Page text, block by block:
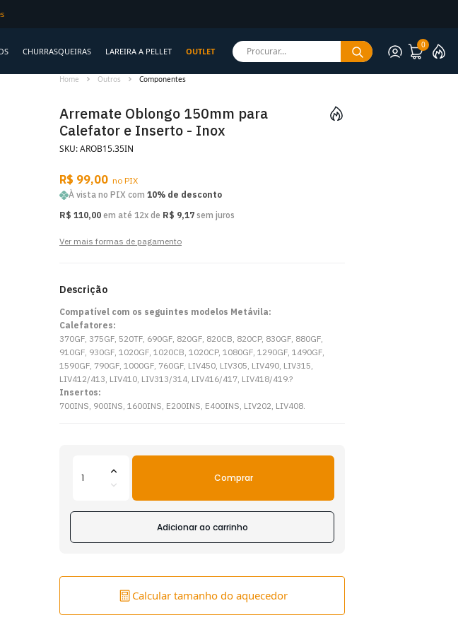
CHURRASQUEIRAS LAREIRA A PELLET OUTLET Procurar...
0
Home Outros Componentes
Arremate Oblongo 150mm para
Calefator e Inserto - Inox
SKU: AROB15.35IN
R$ 99,00 no PIX
À vista no PIX com 10% de desconto
R$ 110,00 em até 12x de R$ 9,17 sem juros
Ver mais formas de pagamento
Descrição
Compatível com os seguintes modelos Metávila:
Calefatores:
370GF, 375GF, 520TF, 690GF, 820GF, 820CB, 820CP, 830GF, 880GF,
910GF, 930GF, 1020GF, 1020CB, 1020CP, 1080GF, 1290GF, 1490GF,
1590GF, 790GF, 1000GF, 760GF, LIV450, LIV305, LIV490, LIV315,
LIV412/413, LIV410, LIV313/314, LIV416/417, LIV418/419.?
Insertos:
700INS, 900INS, 1600INS, E200INS, E400INS, LIV202, LIV408.
Comprar
Adicionar ao carrinho
Calcular tamanho do aquecedor